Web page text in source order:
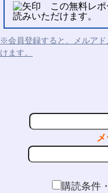
この無料レポ
読みいただけます。
※会員登録すると、メルア
けます。
購読条件